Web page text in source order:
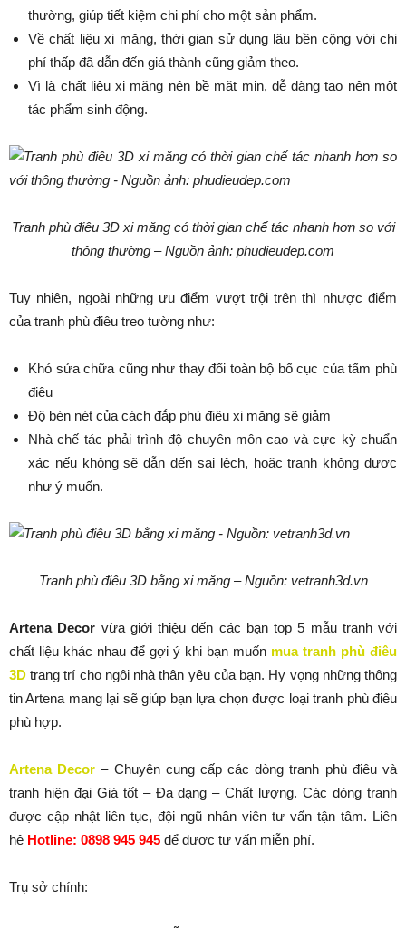
thường, giúp tiết kiệm chi phí cho một sản phẩm.
Về chất liệu xi măng, thời gian sử dụng lâu bền cộng với chi
phí thấp đã dẫn đến giá thành cũng giảm theo.
Vì là chất liệu xi măng nên bề mặt mịn, dễ dàng tạo nên một
tác phẩm sinh động.
Tranh phù điêu 3D xi măng có thời gian chế tác nhanh hơn so với
thông thường – Nguồn ảnh: phudieudep.com
Tuy nhiên, ngoài những ưu điểm vượt trội trên thì nhược điểm
của tranh phù điêu treo tường như:
Khó sửa chữa cũng như thay đổi toàn bộ bố cục của tấm phù
điêu
Độ bén nét của cách đắp phù điêu xi măng sẽ giảm
Nhà chế tác phải trình độ chuyên môn cao và cực kỳ chuẩn
xác nếu không sẽ dẫn đến sai lệch, hoặc tranh không được
như ý muốn.
Tranh phù điêu 3D bằng xi măng – Nguồn: vetranh3d.vn
Artena Decor vừa giới thiệu đến các bạn top 5 mẫu tranh với
chất liệu khác nhau để gợi ý khi bạn muốn mua tranh phù điêu
3D trang trí cho ngôi nhà thân yêu của bạn. Hy vọng những thông
tin Artena mang lại sẽ giúp bạn lựa chọn được loại tranh phù điêu
phù hợp.
Artena Decor – Chuyên cung cấp các dòng tranh phù điêu và
tranh hiện đại Giá tốt – Đa dạng – Chất lượng. Các dòng tranh
được cập nhật liên tục, đội ngũ nhân viên tư vấn tận tâm. Liên
hệ Hotline: 0898 945 945 để được tư vấn miễn phí.
Trụ sở chính: